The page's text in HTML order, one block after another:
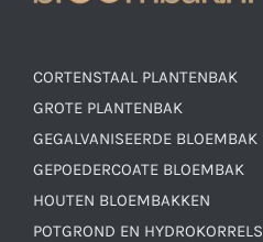
CORTENSTAAL PLANTENBAK
GROTE PLANTENBAK
GEGALVANISEERDE BLOEMBAK
GEPOEDERCOATE BLOEMBAK
HOUTEN BLOEMBAKKEN
POTGROND EN HYDROKORRELS